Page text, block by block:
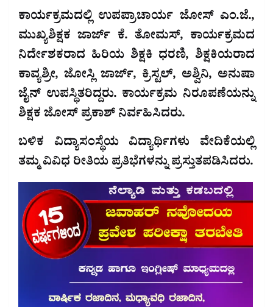
ಕಾರ್ಯಕ್ರಮದಲ್ಲಿ ಉಪಪ್ರಾಚಾರ್ಯ ಜೋಸ್ ಎಂ.ಜೆ.,
ಮುಖ್ಯಶಿಕ್ಷಕ ಜಾರ್ಜ್ ಕೆ. ತೋಮಸ್, ಕಾರ್ಯಕ್ರಮದ
ನಿರ್ದೇಶಕರಾದ ಹಿರಿಯ ಶಿಕ್ಷಕಿ ಧರಣಿ, ಶಿಕ್ಷಕಿಯರಾದ
ಕಾವ್ಯಶ್ರೀ, ಜೋಸ್ಲಿ ಜಾರ್ಜ್, ಕ್ರಿಸ್ಟಲ್, ಅಶ್ವಿನಿ, ಅನುಷಾ
ಜೈನ್ ಉಪಸ್ಥಿತರಿದ್ದರು. ಕಾರ್ಯಕ್ರಮ ನಿರೂಪಣೆಯನ್ನು
ಶಿಕ್ಷಕ ಜೋಸ್ ಪ್ರಕಾಶ್ ನಿರ್ವಹಿಸಿದರು.
ಬಳಿಕ ವಿದ್ಯಾಸಂಸ್ಥೆಯ ವಿದ್ಯಾರ್ಥಿಗಳು ವೇದಿಕೆಯಲ್ಲಿ
ತಮ್ಮ ವಿವಿಧ ರೀತಿಯ ಪ್ರತಿಭೆಗಳನ್ನು ಪ್ರಸ್ತುತಪಡಿಸಿದರು.